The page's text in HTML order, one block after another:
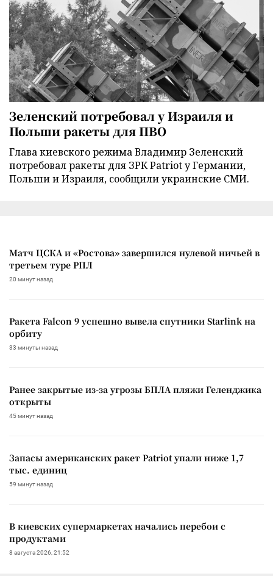
Зеленский потребовал у Израиля и
Польши ракеты для ПВО
Глава киевского режима Владимир Зеленский
потребовал ракеты для ЗРК Patriot у Германии,
Польши и Израиля, сообщили украинские СМИ.
Матч ЦСКА и «Ростова» завершился нулевой ничьей в
третьем туре РПЛ
20 минут назад
Ракета Falcon 9 успешно вывела спутники Starlink на
орбиту
33 минуты назад
Ранее закрытые из-за угрозы БПЛА пляжи Геленджика
открыты
45 минут назад
Запасы американских ракет Patriot упали ниже 1,7
тыс. единиц
59 минут назад
В киевских супермаркетах начались перебои с
продуктами
8 августа 2026, 21:52